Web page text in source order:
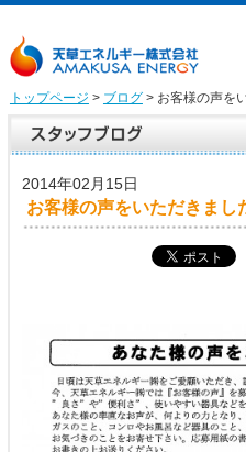
トップページ > ブログ> お客様の声を
2014年02月15日
お客様の声をいただきまし